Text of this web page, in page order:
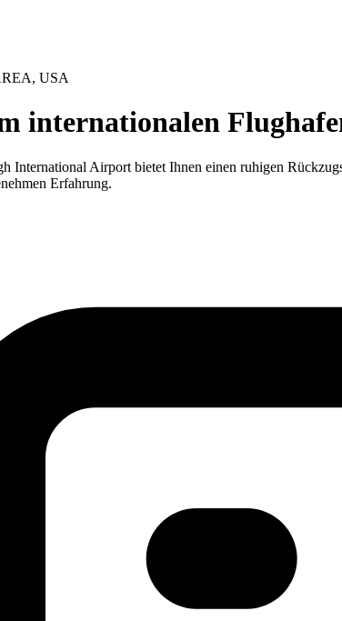
USA
internationalen
International Airport bietet Ihnen einen ruhigen
Erfahrung.